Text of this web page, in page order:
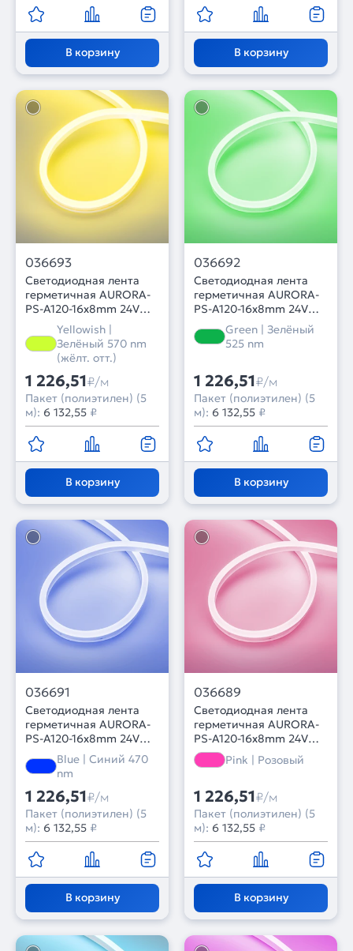
В корзину В корзину
036693
Светодиодная лента
герметичная AURORA-
PS-A120-16x8mm 24V
Lemon (10 W/m, IP65,
2835, 5m) (Arlight,
Силикон, 2 года)
Yellowish |
Зелёный 570 nm
(жёлт. отт.)
1 226,51₽/м
Пакет (полиэтилен) (5
м): 6 132,55 ₽
В корзину
036692
Светодиодная лента
герметичная AURORA-
PS-A120-16x8mm 24V
Green (10 W/m, IP65,
2835, 5m) (Arlight,
Силикон, 2 года)
Green | Зелёный
525 nm
1 226,51₽/м
Пакет (полиэтилен) (5
м): 6 132,55 ₽
В корзину
036691
Светодиодная лента
герметичная AURORA-
PS-A120-16x8mm 24V
Blue (10 W/m, IP65,
2835, 5m) (Arlight,
Силикон, 2 года)
Blue | Синий 470
nm
1 226,51₽/м
Пакет (полиэтилен) (5
м): 6 132,55 ₽
В корзину
036689
Светодиодная лента
герметичная AURORA-
PS-A120-16x8mm 24V
Pink (10 W/m, IP65,
2835, 5m) (Arlight,
Pink | Розовый
1 226,51₽/м
Пакет (полиэтилен) (5
м): 6 132,55 ₽
В корзину